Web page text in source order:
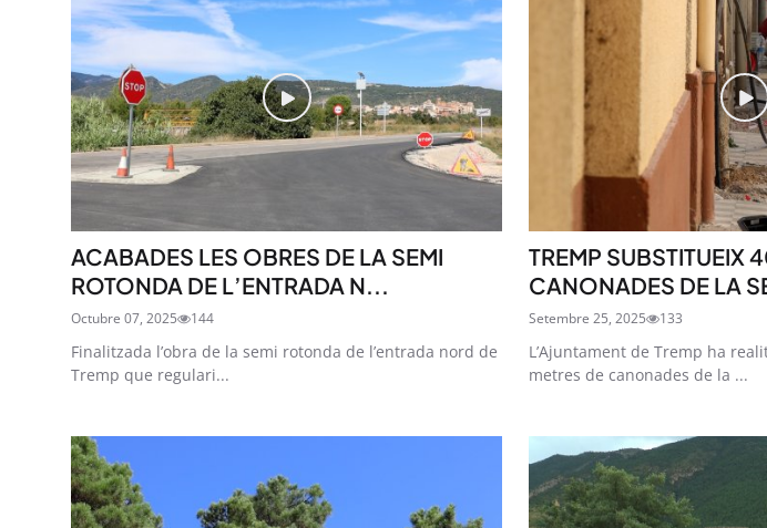
ACABADES LES OBRES DE LA SEMI
ROTONDA DE L’ENTRADA N...
Octubre 07, 2025 144
Finalitzada l’obra de la semi rotonda de l’entrada nord de
Tremp que regulari...
TREMP SUBSTITUEIX
CANONADES DE LA
Setembre 25, 2025 133
L’Ajuntament de Tremp ha
metres de canonades de la ...